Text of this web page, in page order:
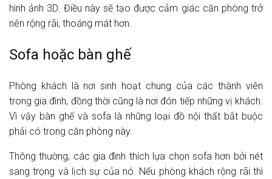
hình ảnh 3D. Điều này sẽ tạo được cảm giác căn phòng trở
nên rộng rãi, thoáng mát hơn.
Sofa hoặc bàn ghế
Phòng khách là nơi sinh hoạt chung của các thành viên
trong gia đình, đồng thời cũng là nơi đón tiếp những vị khách.
Vì vậy bàn ghế và sofa là những loại đồ nội thất bắt buộc
phải có trong căn phòng này.
Thông thường, các gia đình thích lựa chọn sofa hơn bởi nét
sang trọng và lịch sự của nó. Nếu phòng khách rộng rãi thì